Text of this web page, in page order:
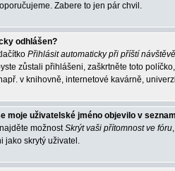
Zabere to jen pár chvil.
odhlášen?
Přihlásit automaticky při příští návštěvě
zůstali přihlášeni, zaškrtněte toto
v knihovně, internetové kavárně,
moje uživatelské jméno objevilo v
možnostSkrýt vaši přítomnost ve fóru
jako skrytý uživatel.